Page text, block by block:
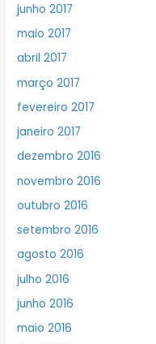
junho 2017
maio 2017
abril 2017
março 2017
fevereiro 2017
janeiro 2017
dezembro 2016
novembro 2016
outubro 2016
setembro 2016
agosto 2016
julho 2016
junho 2016
maio 2016